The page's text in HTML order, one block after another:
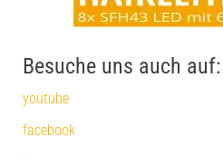
Besuche uns auch auf:
youtube
facebook